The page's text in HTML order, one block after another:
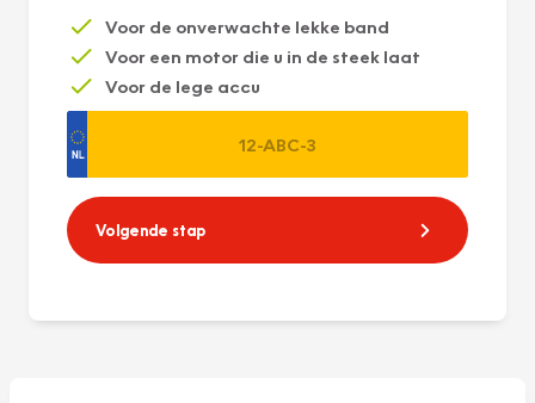
Voor de onverwachte lekke band
Voor een motor die u in de steek laat
Voor de lege accu
Volgende stap